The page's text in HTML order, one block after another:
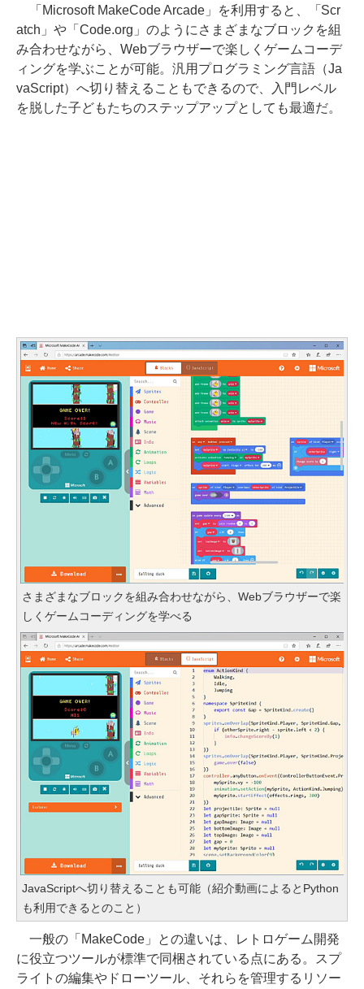
「Microsoft MakeCode Arcade」を利用すると、「Scr
atch」や「Code.org」のようにさまざまなブロックを組
み合わせながら、Webブラウザーで楽しくゲームコーデ
ィングを学ぶことが可能。汎用プログラミング言語（Ja
vaScript）へ切り替えることもできるので、入門レベル
を脱した子どもたちのステップアップとしても最適だ。
さまざまなブロックを組み合わせながら、Webブラウザーで楽
しくゲームコーディングを学べる
JavaScriptへ切り替えることも可能（紹介動画によるとPython
も利用できるとのこと）
一般の「MakeCode」との違いは、レトロゲーム開発
に役立つツールが標準で同梱されている点にある。スプ
ライトの編集やドローツール、それらを管理するリソー